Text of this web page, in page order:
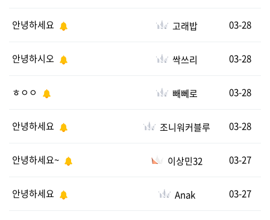
안녕하세요 고래밥 03-28
안녕하시오 싹쓰리 03-28
ㅎㅇㅇ 빼뻬로 03-28
안녕하세요 조니워커블루 03-28
안녕하세요~ 이상민32 03-27
안녕하세요 Anak 03-27